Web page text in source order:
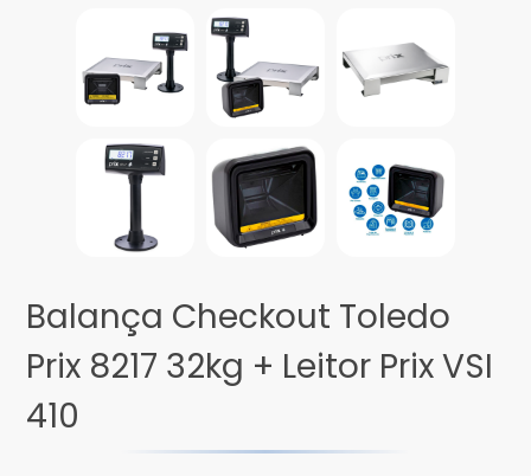
Balança Checkout Toledo
Prix 8217 32kg + Leitor Prix VSI
410